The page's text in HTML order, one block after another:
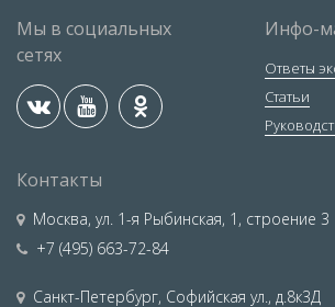
Мы в социальных
сетях
Инфо-
Ответы
Статьи
Контакты
Москва, ул. 1-я Рыбинская, 1, строение 3
+7 (495) 663-72-84
Санкт-Петербург, Софийская ул., д.8к3Д